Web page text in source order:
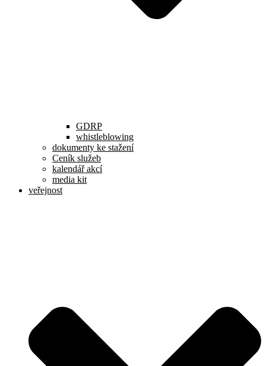
GDRP
whistleblowing
dokumenty ke stažení
Ceník služeb
kalendář akcí
media kit
veřejnost